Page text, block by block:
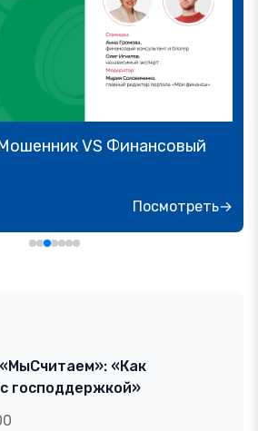
VS Финансовый
Посмотреть→
«Как
господдержкой»